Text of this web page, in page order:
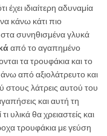
ιδιαίτερη αδυναμία
κάνω κάτι πιο
συνηθισμένα γλυκά
από το αγαπημένο
τα τρουφάκια και το
από αξιολάτρευτο και
στους λάτρεις αυτού του
και αυτή τη
υλικά θα χρειαστείς και
τρουφάκια με γεύση